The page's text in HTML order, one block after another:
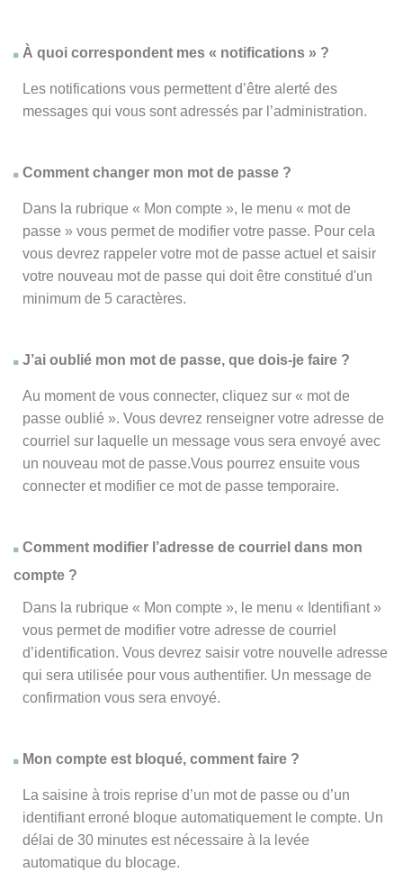
À quoi correspondent mes « notifications » ?
Les notifications vous permettent d’être alerté des
messages qui vous sont adressés par l’administration.
Comment changer mon mot de passe ?
Dans la rubrique « Mon compte », le menu « mot de
passe » vous permet de modifier votre passe. Pour cela
vous devrez rappeler votre mot de passe actuel et saisir
votre nouveau mot de passe qui doit être constitué d'un
minimum de 5 caractères.
J’ai oublié mon mot de passe, que dois-je faire ?
Au moment de vous connecter, cliquez sur « mot de
passe oublié ». Vous devrez renseigner votre adresse de
courriel sur laquelle un message vous sera envoyé avec
un nouveau mot de passe.Vous pourrez ensuite vous
connecter et modifier ce mot de passe temporaire.
Comment modifier l’adresse de courriel dans mon
compte ?
Dans la rubrique « Mon compte », le menu « Identifiant »
vous permet de modifier votre adresse de courriel
d’identification. Vous devrez saisir votre nouvelle adresse
qui sera utilisée pour vous authentifier. Un message de
confirmation vous sera envoyé.
Mon compte est bloqué, comment faire ?
La saisine à trois reprise d’un mot de passe ou d’un
identifiant erroné bloque automatiquement le compte. Un
délai de 30 minutes est nécessaire à la levée
automatique du blocage.